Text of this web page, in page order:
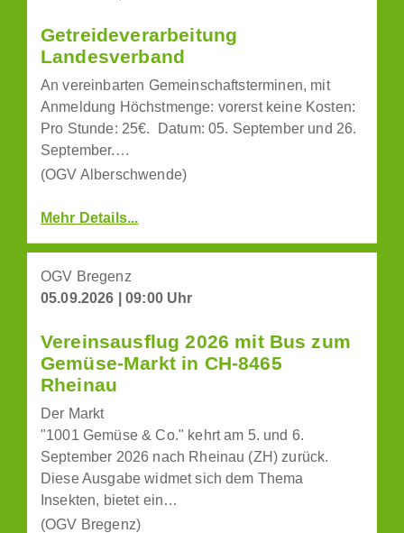
Getreideverarbeitung
Landesverband
An vereinbarten Gemeinschaftsterminen, mit
Anmeldung Höchstmenge: vorerst keine Kosten:
Pro Stunde: 25€. Datum: 05. September und 26.
September.…
(OGV Alberschwende)
Mehr Details...
OGV Bregenz
05.09.2026 | 09:00 Uhr
Vereinsausflug 2026 mit Bus zum
Gemüse-Markt in CH-8465
Rheinau
Der Markt
"1001 Gemüse & Co." kehrt am 5. und 6.
September 2026 nach Rheinau (ZH) zurück.
Diese Ausgabe widmet sich dem Thema
Insekten, bietet ein…
(OGV Bregenz)